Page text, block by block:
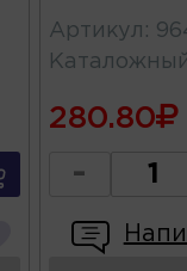
Артикул :
280.80
-